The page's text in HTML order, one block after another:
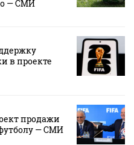
— СМИ
в проекте
продажи
— СМИ